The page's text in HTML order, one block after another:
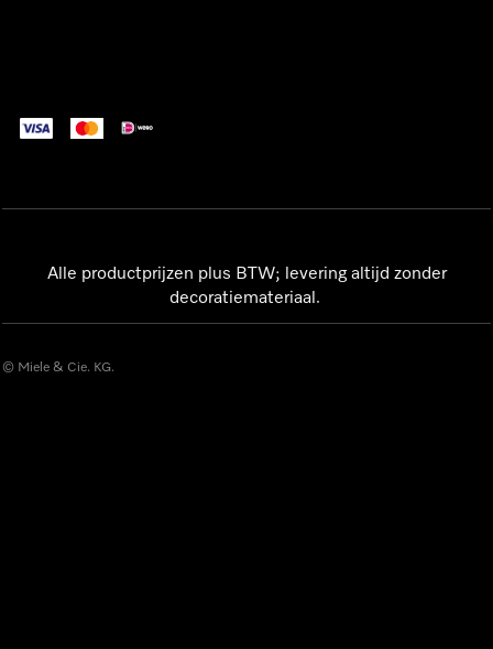
Alle productprijzen plus BTW; levering altijd zonder
decoratiemateriaal.
© Miele & Cie. KG.